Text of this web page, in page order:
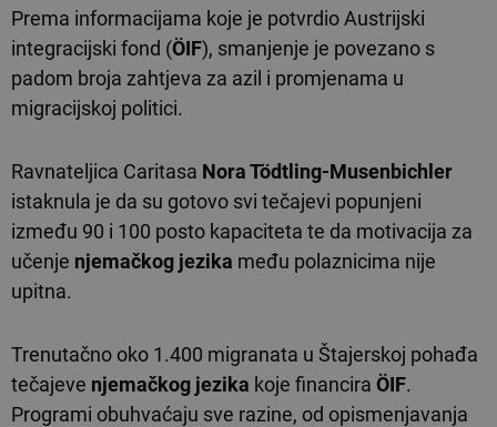
Prema informacijama koje je potvrdio Austrijski
integracijski fond (ÖIF), smanjenje je povezano s
padom broja zahtjeva za azil i promjenama u
migracijskoj politici.
Ravnateljica Caritasa Nora Tödtling-Musenbichler
istaknula je da su gotovo svi tečajevi popunjeni
između 90 i 100 posto kapaciteta te da motivacija za
učenje njemačkog jezika među polaznicima nije
upitna.
Trenutačno oko 1.400 migranata u Štajerskoj pohađa
tečajeve njemačkog jezika koje financira ÖIF.
Programi obuhvaćaju sve razine, od opismenjavanja